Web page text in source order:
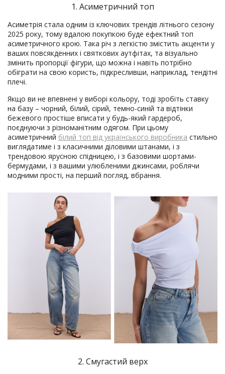
1. Асиметричний топ
Асиметрія стала одним із ключових трендів літнього сезону
2025 року, тому вдалою покупкою буде ефектний топ
асиметричного крою. Така річ з легкістю змістить акценти у
ваших повсякденних і святкових аутфітах, та візуально
змінить пропорції фігури, що можна і навіть потрібно
обіграти на свою користь, підкресливши, наприклад, тендітні
плечі.
Якщо ви не впевнені у виборі кольору, тоді зробіть ставку
на базу – чорний, білий, сірий, темно-синій та відтінки
бежевого простіше вписати у будь-який гардероб,
поєднуючи з різноманітним одягом. При цьому
асиметричний білий топ від українського виробника стильно
виглядатиме і з класичними діловими штанами, і з
трендовою ярусною спідницею, і з базовими шортами-
бермудами, і з вашими улюбленими джинсами, роблячи
модними прості, на перший погляд, вбрання.
2. Смугастий верх